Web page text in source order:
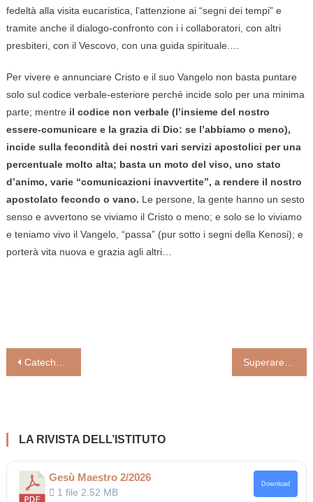
fedeltà alla visita eucaristica, l’attenzione ai “segni dei tempi” e
tramite anche il dialogo-confronto con i i collaboratori, con altri
presbiteri, con il Vescovo, con una guida spirituale.…
Per vivere e annunciare Cristo e il suo Vangelo non basta puntare
solo sul codice verbale-esteriore perché incide solo per una minima
parte; mentre il codice non verbale (l’insieme del nostro
essere-comunicare e la grazia di Dio: se l’abbiamo o meno),
incide sulla fecondità dei nostri vari servizi apostolici per una
percentuale molto alta; basta un moto del viso, uno stato
d’animo, varie “comunicazioni inavvertite”, a rendere il nostro
apostolato fecondo o vano. Le persone, la gente hanno un sesto
senso e avvertono se viviamo il Cristo o meno; e solo se lo viviamo
e teniamo vivo il Vangelo, “passa” (pur sotto i segni della Kenosi); e
porterà vita nuova e grazia agli altri…
Navigazione
Catechesi di padre Masseo: Cristo non è vostro complice: smascheriamo il Vangelo tradito Superare la tentazione di criticare, pretendere dalla Chiesa che invece deve essere fecondata di impegno gratuito e di comunione (Pierangelo Sequeri)
LA RIVISTA DELL’ISTITUTO
Gesù Maestro 2/2026
1 file 2.52 MB
Download